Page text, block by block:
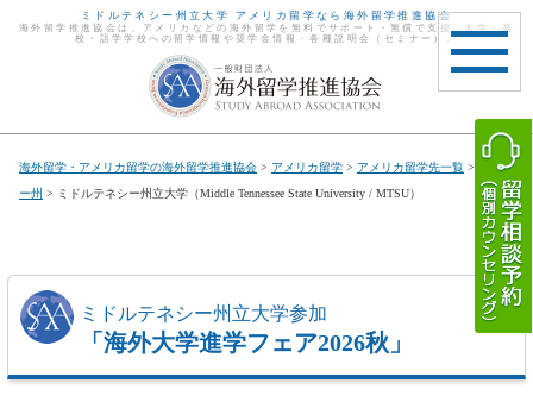
toggle
ミドルテネシー州立大学 アメリカ留学なら海外留学推進協会
海外留学推進協会は、アメリカなどの海外留学を無料でサポート・無償で支援。大学・高
校・語学学校への留学情報や奨学金情報・各種説明会（セミナー）。
海外留学・アメリカ留学の海外留学推進協会 > アメリカ留学 > アメリカ留学先一覧 >
テネシ
ー州 > ミドルテネシー州立大学（Middle Tennessee State University / MTSU）
ミドルテネシー州立大学参加
「海外大学進学フェア2026秋」